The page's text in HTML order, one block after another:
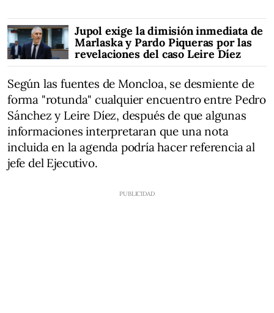
Jupol exige la dimisión inmediata de
Marlaska y Pardo Piqueras por las
revelaciones del caso Leire Díez
Según las fuentes de Moncloa, se desmiente de
forma "rotunda" cualquier encuentro entre Pedro
Sánchez y Leire Díez, después de que algunas
informaciones interpretaran que una nota
incluida en la agenda podría hacer referencia al
jefe del Ejecutivo.